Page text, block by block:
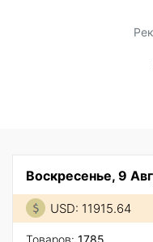
Воскресенье, 9
USD: 11915.64